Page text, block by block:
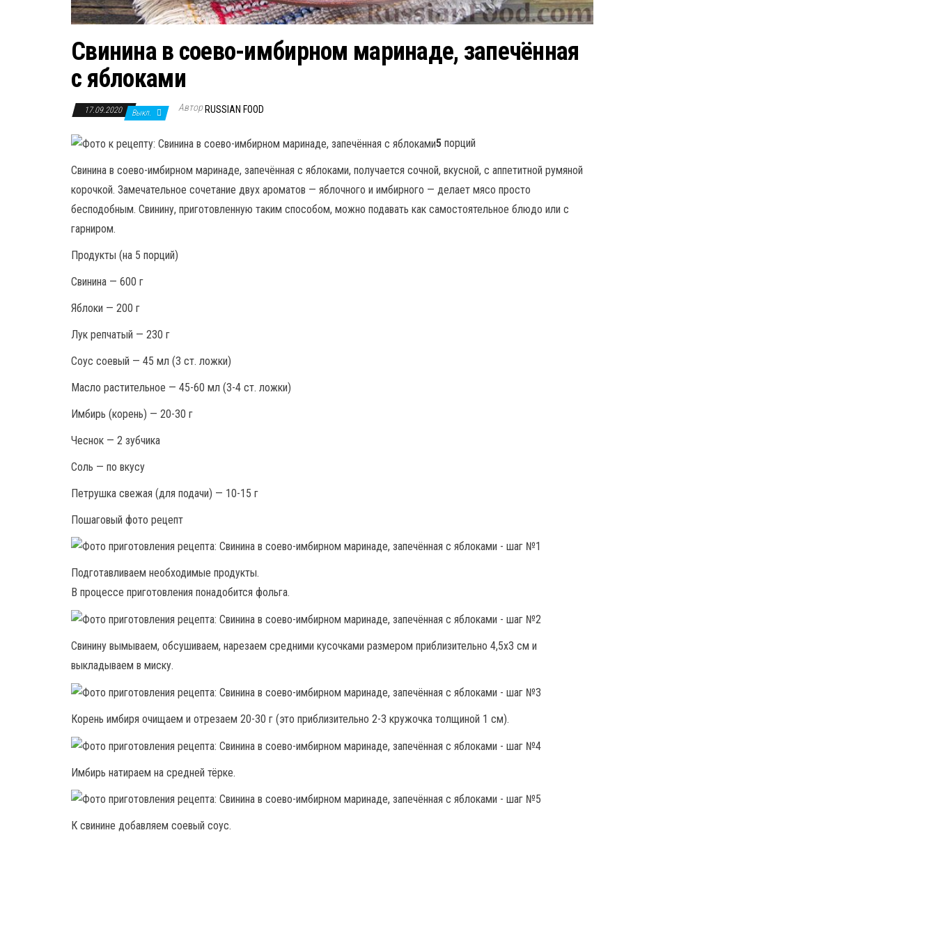
Свинина в соево-имбирном маринаде, запечённая
с яблоками
17.09.2020 Выкл. Автор RUSSIAN FOOD
5 порций
Свинина в соево-имбирном маринаде, запечённая с яблоками, получается сочной, вкусной, с аппетитной румяной
корочкой. Замечательное сочетание двух ароматов — яблочного и имбирного — делает мясо просто
бесподобным. Свинину, приготовленную таким способом, можно подавать как самостоятельное блюдо или с
гарниром.
Продукты (на 5 порций)
Свинина — 600 г
Яблоки — 200 г
Лук репчатый — 230 г
Соус соевый — 45 мл (3 ст. ложки)
Масло растительное — 45-60 мл (3-4 ст. ложки)
Имбирь (корень) — 20-30 г
Чеснок — 2 зубчика
Соль — по вкусу
Петрушка свежая (для подачи) — 10-15 г
Пошаговый фото рецепт
Подготавливаем необходимые продукты.
В процессе приготовления понадобится фольга.
Свинину вымываем, обсушиваем, нарезаем средними кусочками размером приблизительно 4,5х3 см и
выкладываем в миску.
Корень имбиря очищаем и отрезаем 20-30 г (это приблизительно 2-3 кружочка толщиной 1 см).
Имбирь натираем на средней тёрке.
К свинине добавляем соевый соус.